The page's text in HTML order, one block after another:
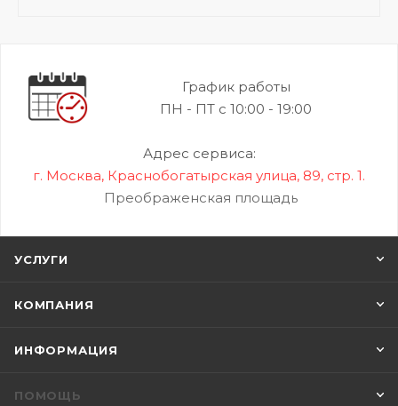
График работы
ПН - ПТ с 10:00 - 19:00
Адрес сервиса:
г. Москва, Краснобогатырская улица, 89, стр. 1.
Преображенская площадь
УСЛУГИ
КОМПАНИЯ
ИНФОРМАЦИЯ
ПОМОЩЬ